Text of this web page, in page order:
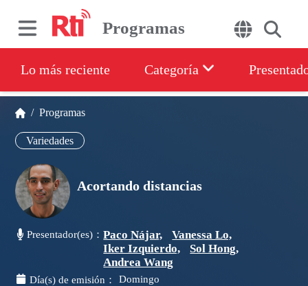
Programas
Lo más reciente Categoría
/Programas
Variedades
Acortando distancias
Presentador(es)：Paco Nájar,
Vanessa Lo,
Iker Izquierdo,
Sol Hong,
Andrea Wang
Día(s) de emisión： Domingo